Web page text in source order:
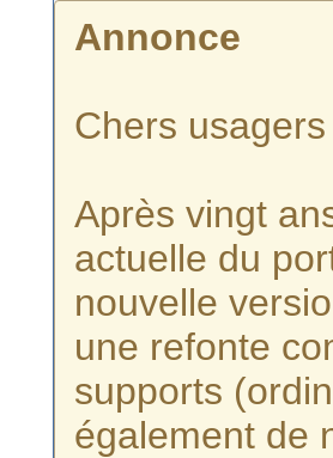
Annonce
Chers
Après vingt
actuelle du
nouvelle
une refonte
supports
également de